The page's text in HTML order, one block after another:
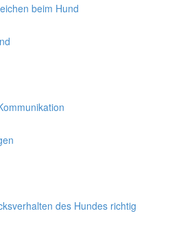
beim Hund
des Hundes richtig